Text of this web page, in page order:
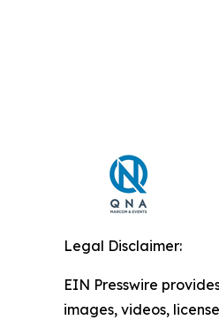
Legal Disclaimer:
EIN Presswire
images, videos,